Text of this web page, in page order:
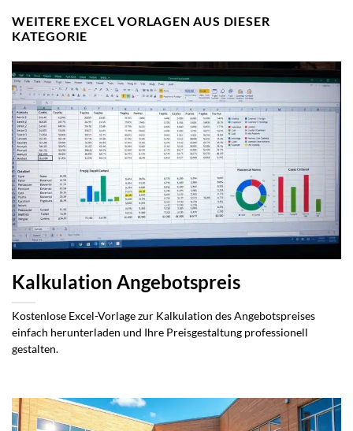
WEITERE EXCEL VORLAGEN AUS DIESER
KATEGORIE
Kalkulation Angebotspreis
Kostenlose Excel-Vorlage zur Kalkulation des Angebotspreises
einfach herunterladen und Ihre Preisgestaltung professionell
gestalten.